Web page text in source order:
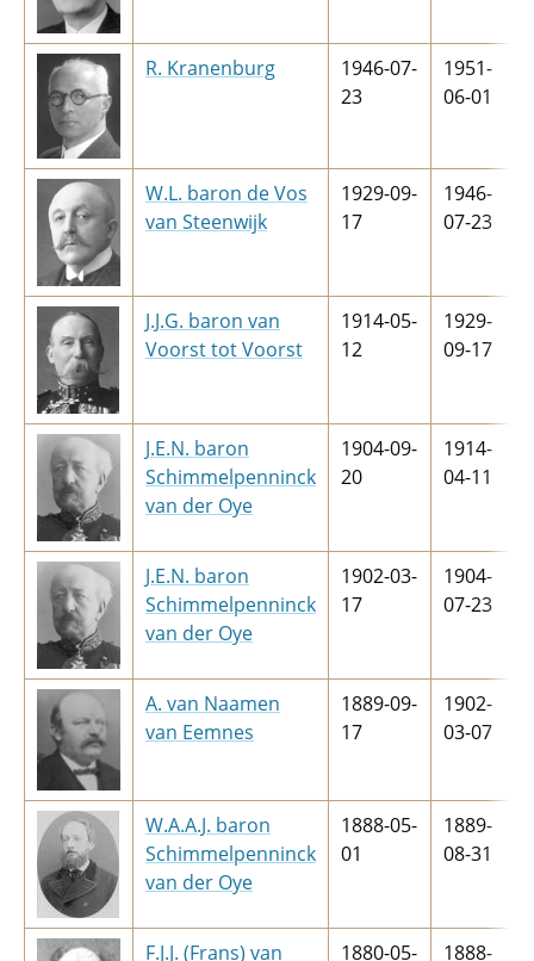
R. Kranenburg
1946-07-
23
1951-
06-01
W.L. baron de Vos
van Steenwijk
1929-09-
17
1946-
07-23
J.J.G. baron van
Voorst tot Voorst
1914-05-
12
1929-
09-17
J.E.N. baron
Schimmelpenninck
van der Oye
1904-09-
20
1914-
04-11
J.E.N. baron
Schimmelpenninck
van der Oye
1902-03-
17
1904-
07-23
A. van Naamen
van Eemnes
1889-09-
17
1902-
03-07
W.A.A.J. baron
Schimmelpenninck
van der Oye
1888-05-
01
1889-
08-31
F.J.J. (Frans) van 1880-05- 1888-